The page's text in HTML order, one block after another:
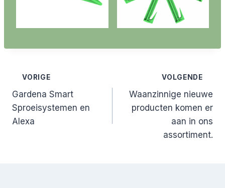
Bericht
navigatie
VORIGE
Gardena Smart
Sproeisystemen en
Alexa
VOLGENDE
Waanzinnige nieuwe
producten komen er
aan in ons
assortiment.